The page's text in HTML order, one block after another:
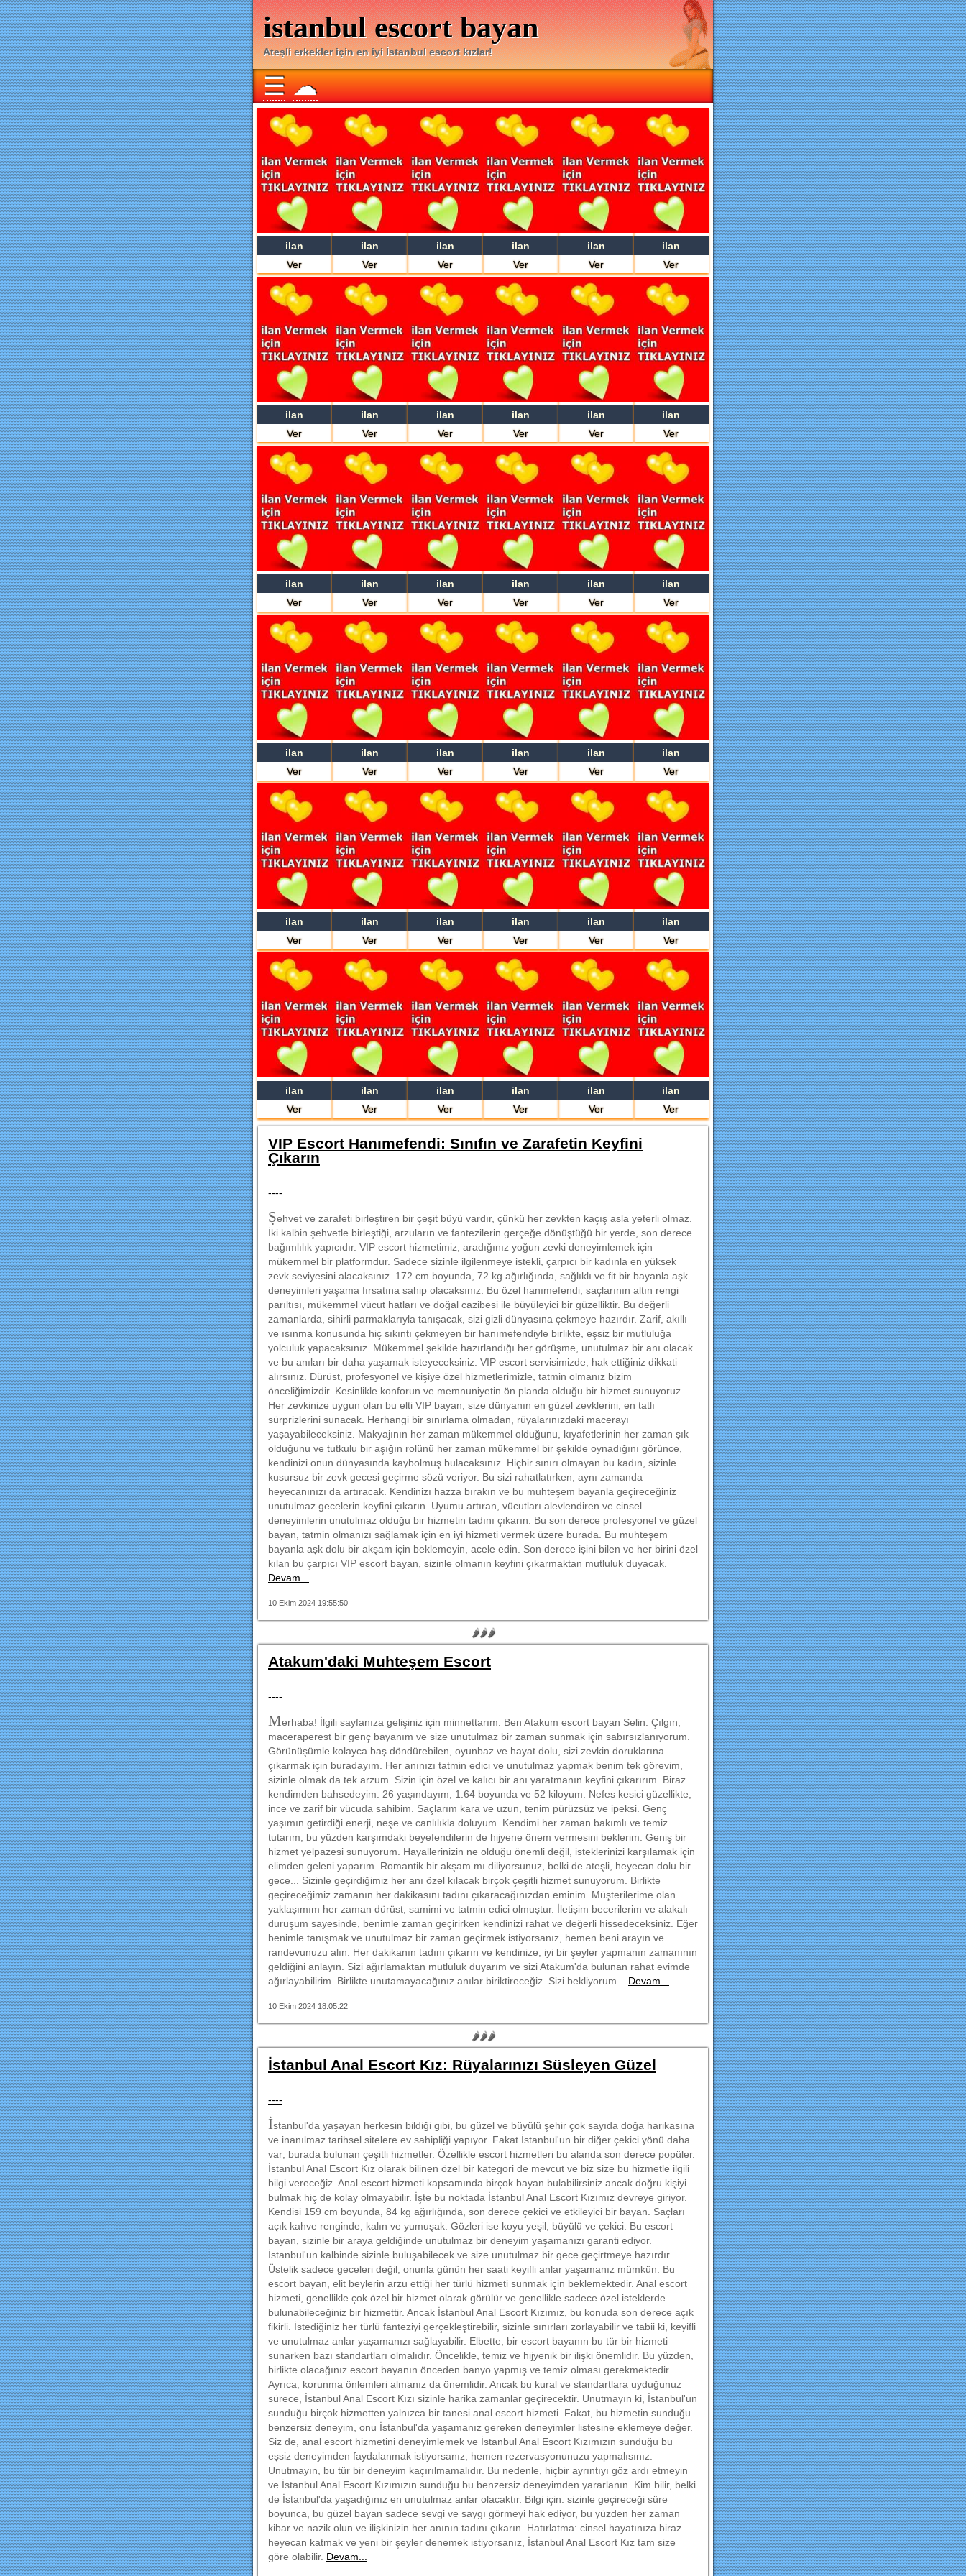
istanbul escort bayan
Ateşli erkekler için en iyi İstanbul escort kızlar!
☰ ☁
ilan
Ver
ilan
Ver
ilan
Ver
ilan
Ver
ilan
Ver
ilan
Ver
ilan
Ver
ilan
Ver
ilan
Ver
ilan
Ver
ilan
Ver
ilan
Ver
ilan
Ver
ilan
Ver
ilan
Ver
ilan
Ver
ilan
Ver
ilan
Ver
ilan
Ver
ilan
Ver
ilan
Ver
ilan
Ver
ilan
Ver
ilan
Ver
ilan
Ver
ilan
Ver
ilan
Ver
ilan
Ver
ilan
Ver
ilan
Ver
ilan
Ver
ilan
Ver
ilan
Ver
ilan
Ver
ilan
Ver
ilan
Ver
VIP Escort Hanımefendi: Sınıfın ve Zarafetin Keyfini
Çıkarın
----
Şehvet ve zarafeti birleştiren bir çeşit büyü vardır, çünkü her zevkten kaçış asla yeterli olmaz.
İki kalbin şehvetle birleştiği, arzuların ve fantezilerin gerçeğe dönüştüğü bir yerde, son derece
bağımlılık yapıcıdır. VIP escort hizmetimiz, aradığınız yoğun zevki deneyimlemek için
mükemmel bir platformdur. Sadece sizinle ilgilenmeye istekli, çarpıcı bir kadınla en yüksek
zevk seviyesini alacaksınız. 172 cm boyunda, 72 kg ağırlığında, sağlıklı ve fit bir bayanla aşk
deneyimleri yaşama fırsatına sahip olacaksınız. Bu özel hanımefendi, saçlarının altın rengi
parıltısı, mükemmel vücut hatları ve doğal cazibesi ile büyüleyici bir güzelliktir. Bu değerli
zamanlarda, sihirli parmaklarıyla tanışacak, sizi gizli dünyasına çekmeye hazırdır. Zarif, akıllı
ve ısınma konusunda hiç sıkıntı çekmeyen bir hanımefendiyle birlikte, eşsiz bir mutluluğa
yolculuk yapacaksınız. Mükemmel şekilde hazırlandığı her görüşme, unutulmaz bir anı olacak
ve bu anıları bir daha yaşamak isteyeceksiniz. VIP escort servisimizde, hak ettiğiniz dikkati
alırsınız. Dürüst, profesyonel ve kişiye özel hizmetlerimizle, tatmin olmanız bizim
önceliğimizdir. Kesinlikle konforun ve memnuniyetin ön planda olduğu bir hizmet sunuyoruz.
Her zevkinize uygun olan bu elti VIP bayan, size dünyanın en güzel zevklerini, en tatlı
sürprizlerini sunacak. Herhangi bir sınırlama olmadan, rüyalarınızdaki macerayı
yaşayabileceksiniz. Makyajının her zaman mükemmel olduğunu, kıyafetlerinin her zaman şık
olduğunu ve tutkulu bir aşığın rolünü her zaman mükemmel bir şekilde oynadığını görünce,
kendinizi onun dünyasında kaybolmuş bulacaksınız. Hiçbir sınırı olmayan bu kadın, sizinle
kusursuz bir zevk gecesi geçirme sözü veriyor. Bu sizi rahatlatırken, aynı zamanda
heyecanınızı da artıracak. Kendinizı hazza bırakın ve bu muhteşem bayanla geçireceğiniz
unutulmaz gecelerin keyfini çıkarın. Uyumu artıran, vücutları alevlendiren ve cinsel
deneyimlerin unutulmaz olduğu bir hizmetin tadını çıkarın. Bu son derece profesyonel ve güzel
bayan, tatmin olmanızı sağlamak için en iyi hizmeti vermek üzere burada. Bu muhteşem
bayanla aşk dolu bir akşam için beklemeyin, acele edin. Son derece işini bilen ve her birini özel
kılan bu çarpıcı VIP escort bayan, sizinle olmanın keyfini çıkarmaktan mutluluk duyacak.
Devam...
10 Ekim 2024 19:55:50
🌶🌶🌶
Atakum'daki Muhteşem Escort
----
Merhaba! İlgili sayfanıza gelişiniz için minnettarım. Ben Atakum escort bayan Selin. Çılgın,
maceraperest bir genç bayanım ve size unutulmaz bir zaman sunmak için sabırsızlanıyorum.
Görünüşümle kolayca baş döndürebilen, oyunbaz ve hayat dolu, sizi zevkin doruklarına
çıkarmak için buradayım. Her anınızı tatmin edici ve unutulmaz yapmak benim tek görevim,
sizinle olmak da tek arzum. Sizin için özel ve kalıcı bir anı yaratmanın keyfini çıkarırım. Biraz
kendimden bahsedeyim: 26 yaşındayım, 1.64 boyunda ve 52 kiloyum. Nefes kesici güzellikte,
ince ve zarif bir vücuda sahibim. Saçlarım kara ve uzun, tenim pürüzsüz ve ipeksi. Genç
yaşımın getirdiği enerji, neşe ve canlılıkla doluyum. Kendimi her zaman bakımlı ve temiz
tutarım, bu yüzden karşımdaki beyefendilerin de hijyene önem vermesini beklerim. Geniş bir
hizmet yelpazesi sunuyorum. Hayallerinizin ne olduğu önemli değil, isteklerinizi karşılamak için
elimden geleni yaparım. Romantik bir akşam mı diliyorsunuz, belki de ateşli, heyecan dolu bir
gece... Sizinle geçirdiğimiz her anı özel kılacak birçok çeşitli hizmet sunuyorum. Birlikte
geçireceğimiz zamanın her dakikasını tadını çıkaracağınızdan eminim. Müşterilerime olan
yaklaşımım her zaman dürüst, samimi ve tatmin edici olmuştur. İletişim becerilerim ve alakalı
duruşum sayesinde, benimle zaman geçirirken kendinizi rahat ve değerli hissedeceksiniz. Eğer
benimle tanışmak ve unutulmaz bir zaman geçirmek istiyorsanız, hemen beni arayın ve
randevunuzu alın. Her dakikanın tadını çıkarın ve kendinize, iyi bir şeyler yapmanın zamanının
geldiğini anlayın. Sizi ağırlamaktan mutluluk duyarım ve sizi Atakum'da bulunan rahat evimde
ağırlayabilirim. Birlikte unutamayacağınız anılar biriktireceğiz. Sizi bekliyorum... Devam...
10 Ekim 2024 18:05:22
🌶🌶🌶
İstanbul Anal Escort Kız: Rüyalarınızı Süsleyen Güzel
----
İstanbul'da yaşayan herkesin bildiği gibi, bu güzel ve büyülü şehir çok sayıda doğa harikasına
ve inanılmaz tarihsel sitelere ev sahipliği yapıyor. Fakat İstanbul'un bir diğer çekici yönü daha
var; burada bulunan çeşitli hizmetler. Özellikle escort hizmetleri bu alanda son derece popüler.
İstanbul Anal Escort Kız olarak bilinen özel bir kategori de mevcut ve biz size bu hizmetle ilgili
bilgi vereceğiz. Anal escort hizmeti kapsamında birçok bayan bulabilirsiniz ancak doğru kişiyi
bulmak hiç de kolay olmayabilir. İşte bu noktada İstanbul Anal Escort Kızımız devreye giriyor.
Kendisi 159 cm boyunda, 84 kg ağırlığında, son derece çekici ve etkileyici bir bayan. Saçları
açık kahve renginde, kalın ve yumuşak. Gözleri ise koyu yeşil, büyülü ve çekici. Bu escort
bayan, sizinle bir araya geldiğinde unutulmaz bir deneyim yaşamanızı garanti ediyor.
İstanbul'un kalbinde sizinle buluşabilecek ve size unutulmaz bir gece geçirtmeye hazırdır.
Üstelik sadece geceleri değil, onunla günün her saati keyifli anlar yaşamanız mümkün. Bu
escort bayan, elit beylerin arzu ettiği her türlü hizmeti sunmak için beklemektedir. Anal escort
hizmeti, genellikle çok özel bir hizmet olarak görülür ve genellikle sadece özel isteklerde
bulunabileceğiniz bir hizmettir. Ancak İstanbul Anal Escort Kızımız, bu konuda son derece açık
fikirli. İstediğiniz her türlü fanteziyi gerçekleştirebilir, sizinle sınırları zorlayabilir ve tabii ki, keyifli
ve unutulmaz anlar yaşamanızı sağlayabilir. Elbette, bir escort bayanın bu tür bir hizmeti
sunarken bazı standartları olmalıdır. Öncelikle, temiz ve hijyenik bir ilişki önemlidir. Bu yüzden,
birlikte olacağınız escort bayanın önceden banyo yapmış ve temiz olması gerekmektedir.
Ayrıca, korunma önlemleri almanız da önemlidir. Ancak bu kural ve standartlara uyduğunuz
sürece, İstanbul Anal Escort Kızı sizinle harika zamanlar geçirecektir. Unutmayın ki, İstanbul'un
sunduğu birçok hizmetten yalnızca bir tanesi anal escort hizmeti. Fakat, bu hizmetin sunduğu
benzersiz deneyim, onu İstanbul'da yaşamanız gereken deneyimler listesine eklemeye değer.
Siz de, anal escort hizmetini deneyimlemek ve İstanbul Anal Escort Kızımızın sunduğu bu
eşsiz deneyimden faydalanmak istiyorsanız, hemen rezervasyonunuzu yapmalısınız.
Unutmayın, bu tür bir deneyim kaçırılmamalıdır. Bu nedenle, hiçbir ayrıntıyı göz ardı etmeyin
ve İstanbul Anal Escort Kızımızın sunduğu bu benzersiz deneyimden yararlanın. Kim bilir, belki
de İstanbul'da yaşadığınız en unutulmaz anlar olacaktır. Bilgi için: sizinle geçireceği süre
boyunca, bu güzel bayan sadece sevgi ve saygı görmeyi hak ediyor, bu yüzden her zaman
kibar ve nazik olun ve ilişkinizin her anının tadını çıkarın. Hatırlatma: cinsel hayatınıza biraz
heyecan katmak ve yeni bir şeyler denemek istiyorsanız, İstanbul Anal Escort Kız tam size
göre olabilir. Devam...